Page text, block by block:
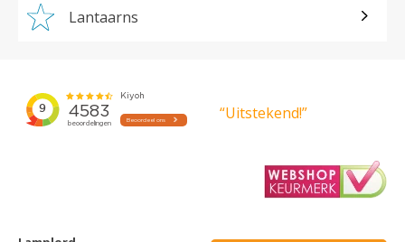
Lantaarns
“Uitstekend!”